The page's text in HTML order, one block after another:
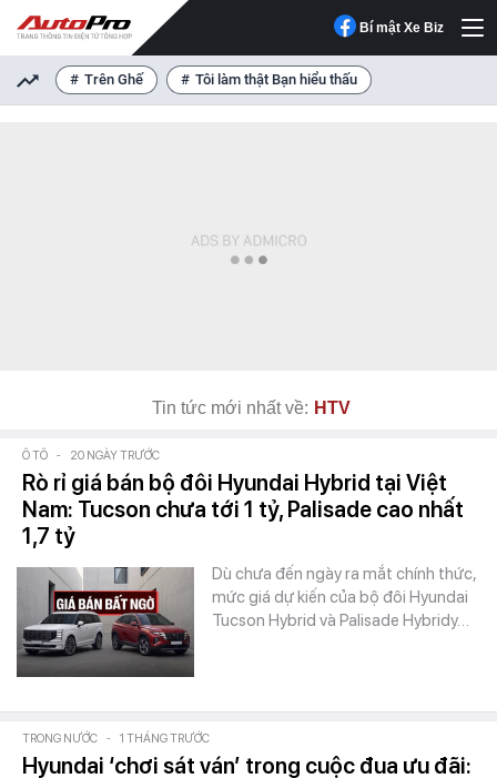
Bí mật Xe Biz
Trên Ghế Tôi làm thật Bạn hiểu thấu
Tin tức mới nhất về: HTV
Ô TÔ - 20 NGÀY TRƯỚC
Rò rỉ giá bán bộ đôi Hyundai Hybrid tại Việt
Nam: Tucson chưa tới 1 tỷ, Palisade cao nhất
1,7 tỷ
Dù chưa đến ngày ra mắt chính thức,
mức giá dự kiến của bộ đôi Hyundai
Tucson Hybrid và Palisade Hybridy…
TRONG NƯỚC - 1 THÁNG TRƯỚC
Hyundai ‘chơi sát ván’ trong cuộc đua ưu đãi: